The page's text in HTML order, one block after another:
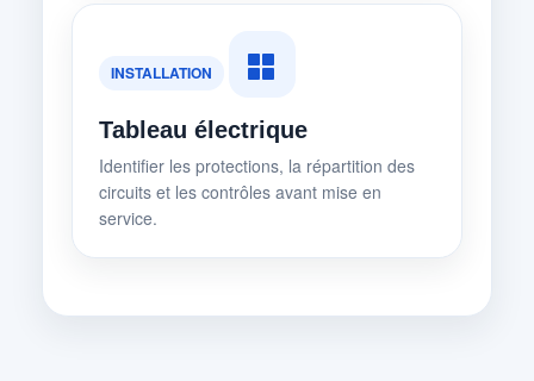
INSTALLATION
Tableau électrique
Identifier les protections, la répartition des
circuits et les contrôles avant mise en
service.